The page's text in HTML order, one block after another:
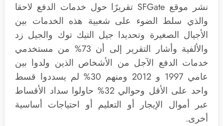
نشر موقع SFGate تقريرًا حول خدمات الدفع لاحقا
والذي سلط الضوء على شعبية هذه الخدمات بين
الأجيال الصغيرة وتحديدا جيل التيك توك والجيل زد
والألفية وأشار التقرير إلى أن 73% من مستخدمي
خدمات الدفع الآجل من الأشخاص الذين ولدوا بين
عامي 1997 و 2012 ومنهم 30% لم يسددوا قسط
واحد على الأقل وحوالي 32% حاولوا سداد الأقساط
عبر أموال الإيجار أو التعليم أو احتياجات أساسية
أخرى.